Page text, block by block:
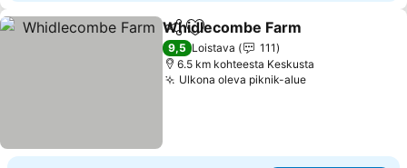
Jaa Lisää suosikkeihin
Whidlecombe Farm
9,5 Loistava
111
6.5 km kohteesta Keskusta
Ulkona oleva piknik-alue